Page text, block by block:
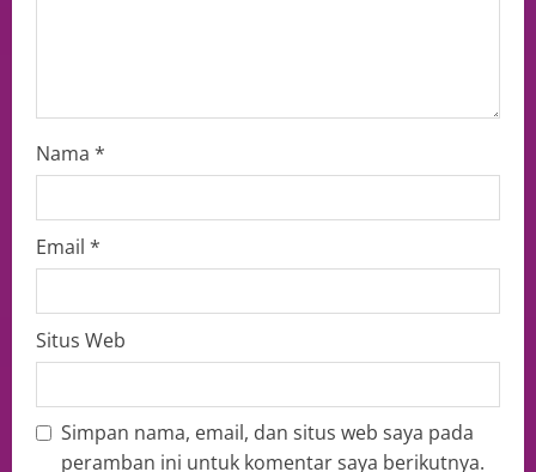
Nama *
Email *
Situs Web
Simpan nama, email, dan situs web saya pada
peramban ini untuk komentar saya berikutnya.